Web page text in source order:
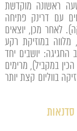
ראשונה מוקדשת
עם דרינק פתיחה
לאחר מכן, יוצאים
במוזיקת רקע
החגיגה: יושבים יחד
במקביל), מרימים
בווליום קצת יותר